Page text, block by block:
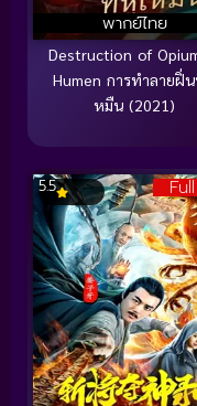
พากย์ไทย
Destruction of
Humen การทำลายฝิ่
หมืน (2021)
5.5